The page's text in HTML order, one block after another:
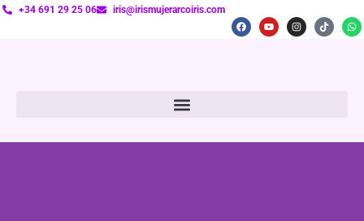
+34 691 29 25 06 iris@irismujerarcoiris.com